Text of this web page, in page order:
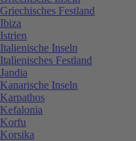
Griechisches Festland
Ibiza
Istrien
Italienische Inseln
Italienisches Festland
Jandia
Kanarische Inseln
Karpathos
Kefalonia
Korfu
Korsika